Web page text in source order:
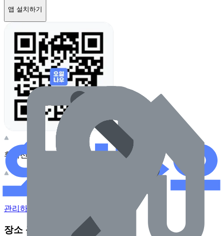
앱 설치하기
휴대전화 카메라로 찍어보세요
관리하기
장소 근처 주유소